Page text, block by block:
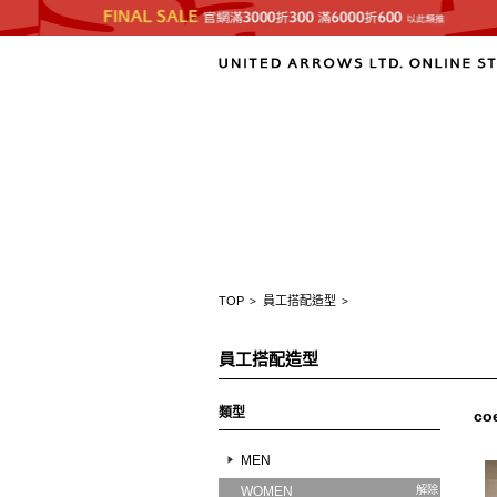
TOP > 員工搭配造型 >
員工搭配造型
類型
MEN
WOMEN
解除